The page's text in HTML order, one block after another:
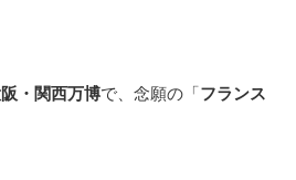
・関西万博で、念願の「フランス